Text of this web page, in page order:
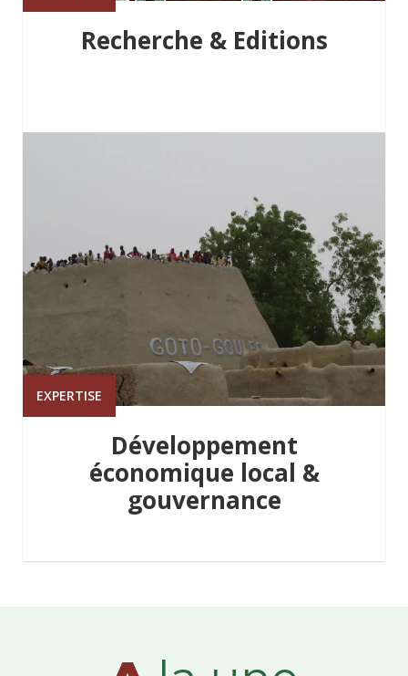
Recherche & Editions
EXPERTISE
Développement
économique local &
gouvernance